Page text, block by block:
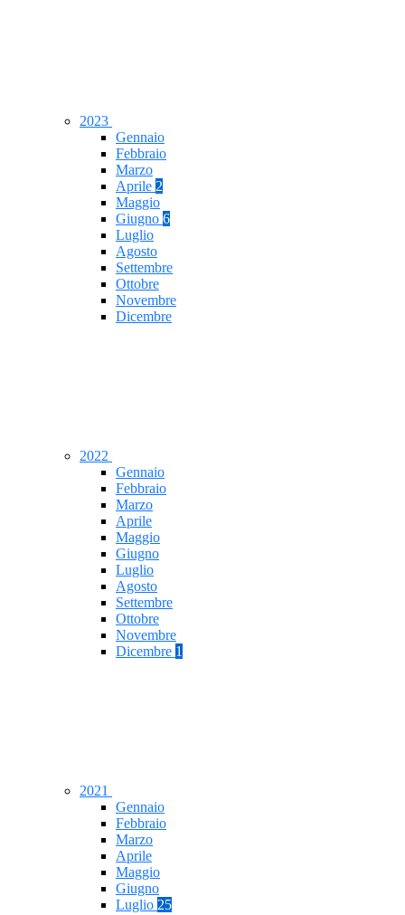
2023
Gennaio
Febbraio
Marzo
Aprile 2
Maggio
Giugno 6
Luglio
Agosto
Settembre
Ottobre
Novembre
Dicembre
2022
Gennaio
Febbraio
Marzo
Aprile
Maggio
Giugno
Luglio
Agosto
Settembre
Ottobre
Novembre
Dicembre 1
2021
Gennaio
Febbraio
Marzo
Aprile
Maggio
Giugno
Luglio 25